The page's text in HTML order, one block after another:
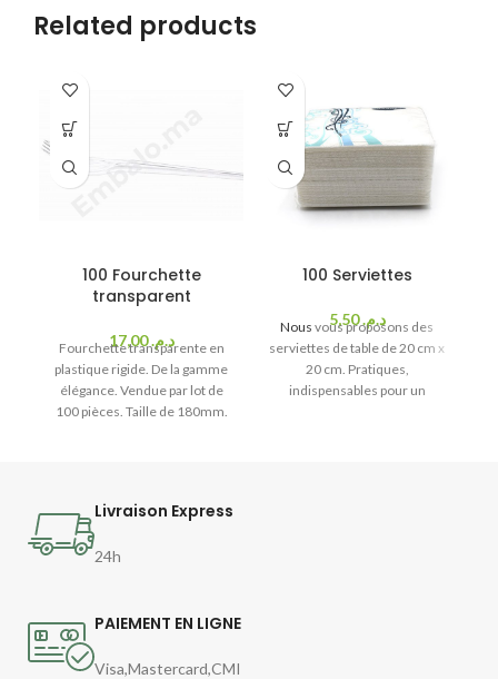
Related products
100 Fourchette
transparent
د.م.17,00
Fourchette transparente en
plastique rigide. De la gamme
élégance. Vendue par lot de
100 pièces. Taille de 180mm.
100 Serviettes
د.م.5,50
Nous vous proposons des
serviettes de table de 20 cm x
20 cm. Pratiques,
indispensables pour un
Livraison Express
24h
PAIEMENT EN LIGNE
Visa,Mastercard,CMI